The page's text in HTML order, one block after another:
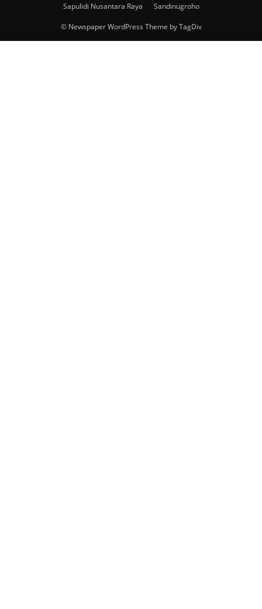
Sapulidi Nusantara Raya
Sandinugroho
© Newspaper WordPress Theme by TagDiv